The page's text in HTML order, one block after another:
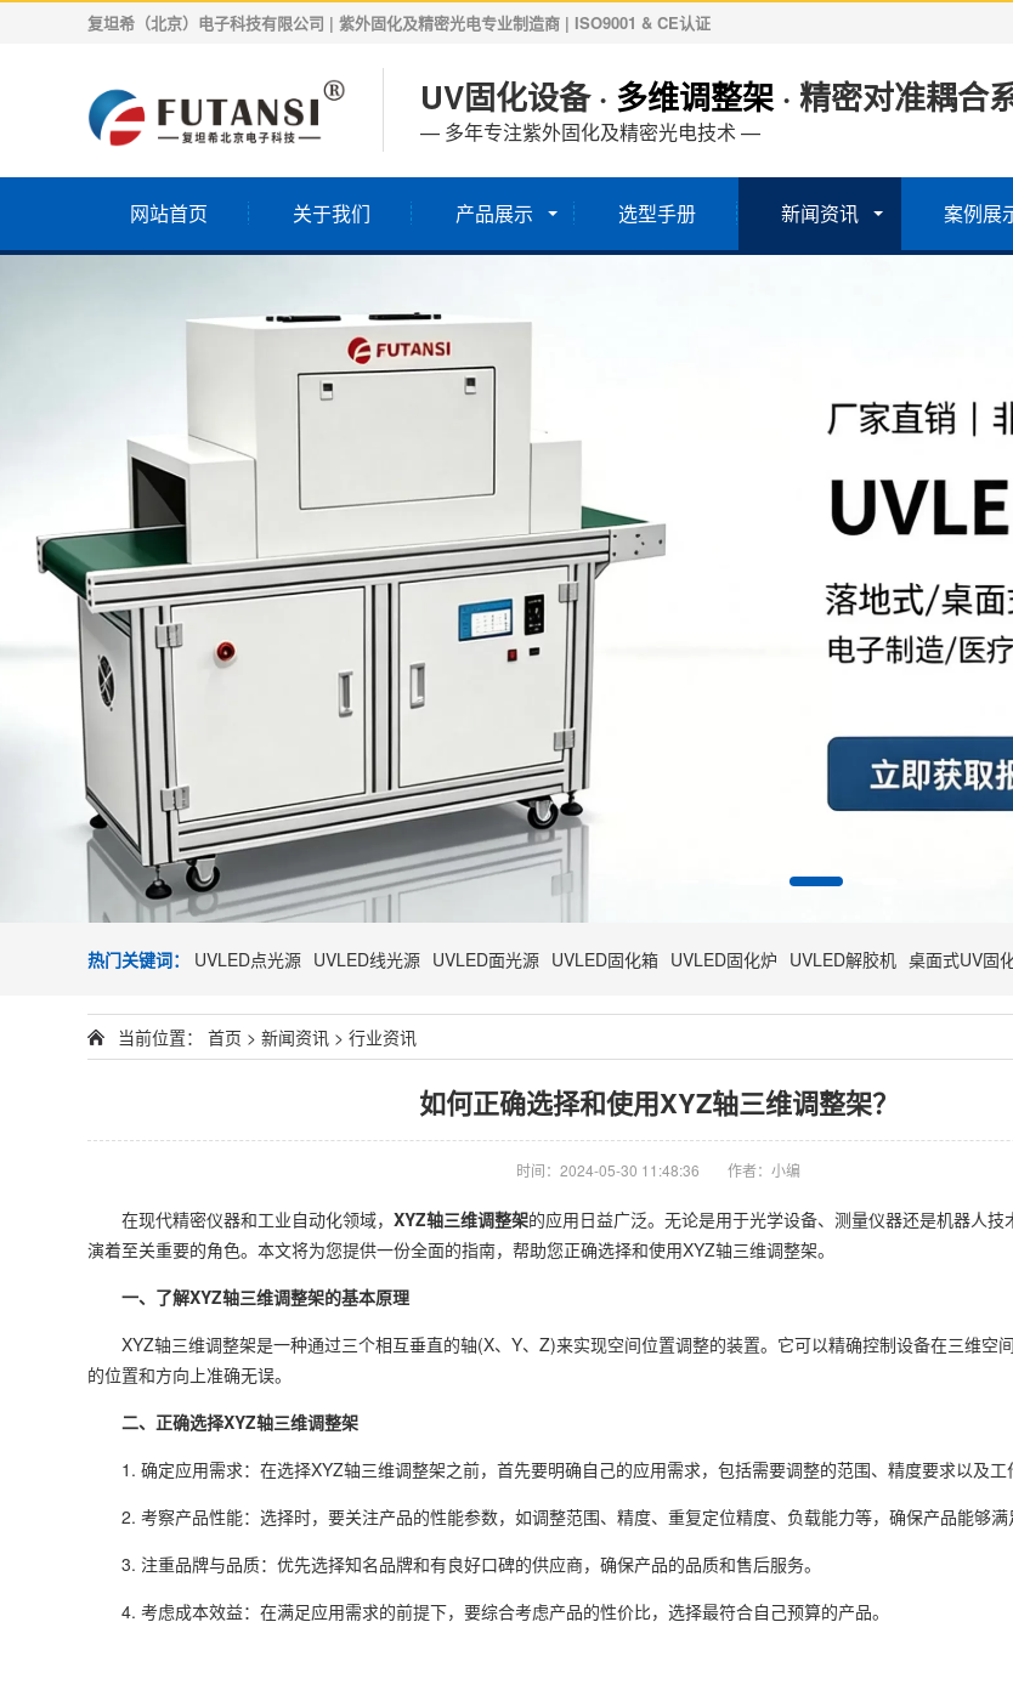
复坦希（北京）电子科技有限公司 | 紫外固化及精密光电专业制造商 | ISO9001 & CE认证
UV固化设备 · 多维调整架· 精密对准耦合
— 多年专注紫外固化及精密光电技术 —
网站首页 关于我们 产品展示 选型手册 新闻资讯 案例展
热门关键词： UVLED点光源 UVLED线光源 UVLED面光源 UVLED固化箱 UVLED固化炉 UVLED解胶机 桌面式UV固
当前位置： 首页 > 新闻资讯 > 行业资讯
如何正确选择和使用XYZ轴三维调整架？
时间：2024-05-30 11:48:36 作者：小编
在现代精密仪器和工业自动化领域， XYZ轴三维调整架的应用日益广泛。无论是用于光学设备、测量仪器还是机器人
演着至关重要的角色。本文将为您提供一份全面的指南，帮助您正确选择和使用XYZ轴三维调整架。
一、了解XYZ轴三维调整架的基本原理
XYZ轴三维调整架是一种通过三个相互垂直的轴(X、Y、Z)来实现空间位置调整的装置。它可以精确控制设备在三维空
的位置和方向上准确无误。
二、正确选择XYZ轴三维调整架
1. 确定应用需求：在选择XYZ轴三维调整架之前，首先要明确自己的应用需求，包括需要调整的范围、精度要求以及工
2. 考察产品性能：选择时，要关注产品的性能参数，如调整范围、精度、重复定位精度、负载能力等，确保产品能够满
3. 注重品牌与品质：优先选择知名品牌和有良好口碑的供应商，确保产品的品质和售后服务。
4. 考虑成本效益：在满足应用需求的前提下，要综合考虑产品的性价比，选择最符合自己预算的产品。